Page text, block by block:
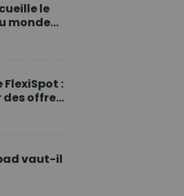
le
monde
comme
:
offres
vaut-il
?